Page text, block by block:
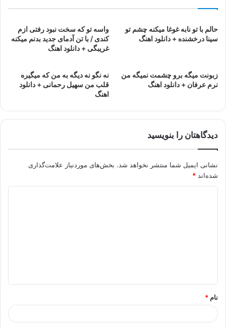
حالم با تو نابه غوغا میکنه چشم تو
سینا درخشنده + دانلود اهنگ
واسه تو که سخت نبود رفتی ازم
کندی / با تن آدمای جدید بدنم میکنه
غریبگی + دانلود اهنگ
زبونت میگه برو چشمت نمیگه من
نرم عرفان + دانلود اهنگ
نه نگو نه دیگه به من که میگیره
قلب من سهیل رحمانی + دانلود
اهنگ
دیدگاهتان را بنویسید
نشانی ایمیل شما منتشر نخواهد شد. بخش‌های موردنیاز علامت‌گذاری
شده‌اند *
*
نام *